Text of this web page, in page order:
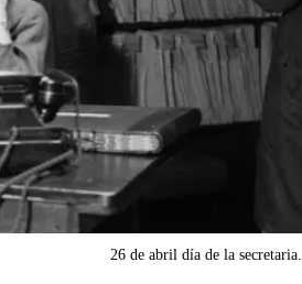
26 de abril día de la secretaria.